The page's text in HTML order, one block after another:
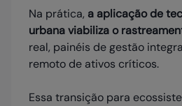
Na prática, a aplicação de
urbana viabiliza o
real, painéis de gestão
remoto de ativos críticos.
Essa transição para